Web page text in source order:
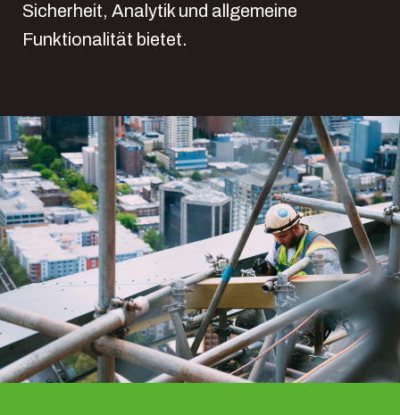
Sicherheit, Analytik und allgemeine
Funktionalität bietet.